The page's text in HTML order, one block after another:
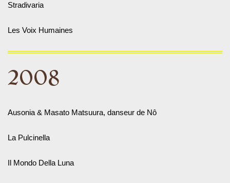
Stradivaria
Les Voix Humaines
2008
Ausonia & Masato Matsuura, danseur de Nô
La Pulcinella
Il Mondo Della Luna